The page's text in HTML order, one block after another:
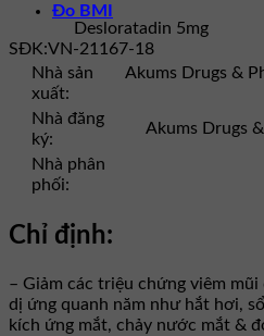
Đo BMI
Desloratadin 5mg
SĐK:VN-21167-18
Nhà sản
xuất:
Akums Drugs &
Nhà đăng
ký:
Akums Drugs
Nhà phân
phối:
Chỉ định:
– Giảm các triệu chứng viêm
dị ứng quanh năm như hắt hơi,
kích ứng mắt, chảy nước mắt &